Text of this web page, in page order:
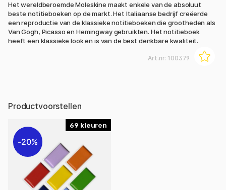
Het wereldberoemde Moleskine maakt enkele van de absoluut
beste notitieboeken op de markt. Het Italiaanse bedrijf creëerde
een reproductie van de klassieke notitieboeken die grootheden als
Van Gogh, Picasso en Hemingway gebruikten. Het notitieboek
heeft een klassieke look en is van de best denkbare kwaliteit.
Art.nr: 100379
Productvoorstellen
69
20%